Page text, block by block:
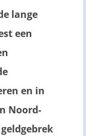
lange
een
en in
Noord-